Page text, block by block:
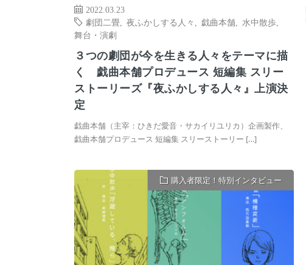
2022.03.23
劇団二畳
夜ふかしする人々 戯曲本舗 水中散歩
舞台・演劇
３つの劇団が今を生きる人々をテーマに描
く 戯曲本舗プロデュース 短編集 スリー
ストーリーズ『夜ふかしする人々』上演決
定
戯曲本舗（主宰：ひきだ愛音・サカイリユリカ）企画製作、
戯曲本舗プロデュース 短編集 スリーストーリー […]
購入者限定！特別インタビュー